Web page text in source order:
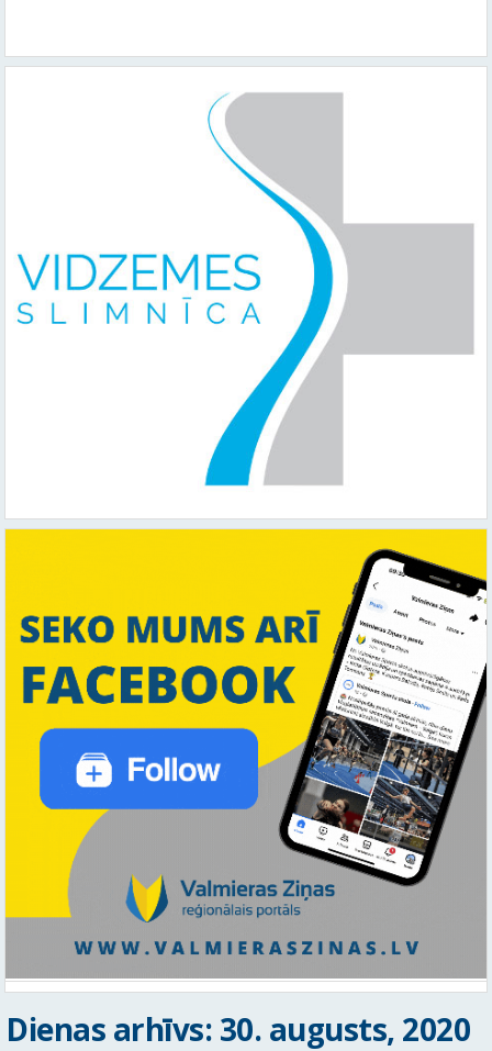
Dienas arhīvs: 30. augusts, 2020